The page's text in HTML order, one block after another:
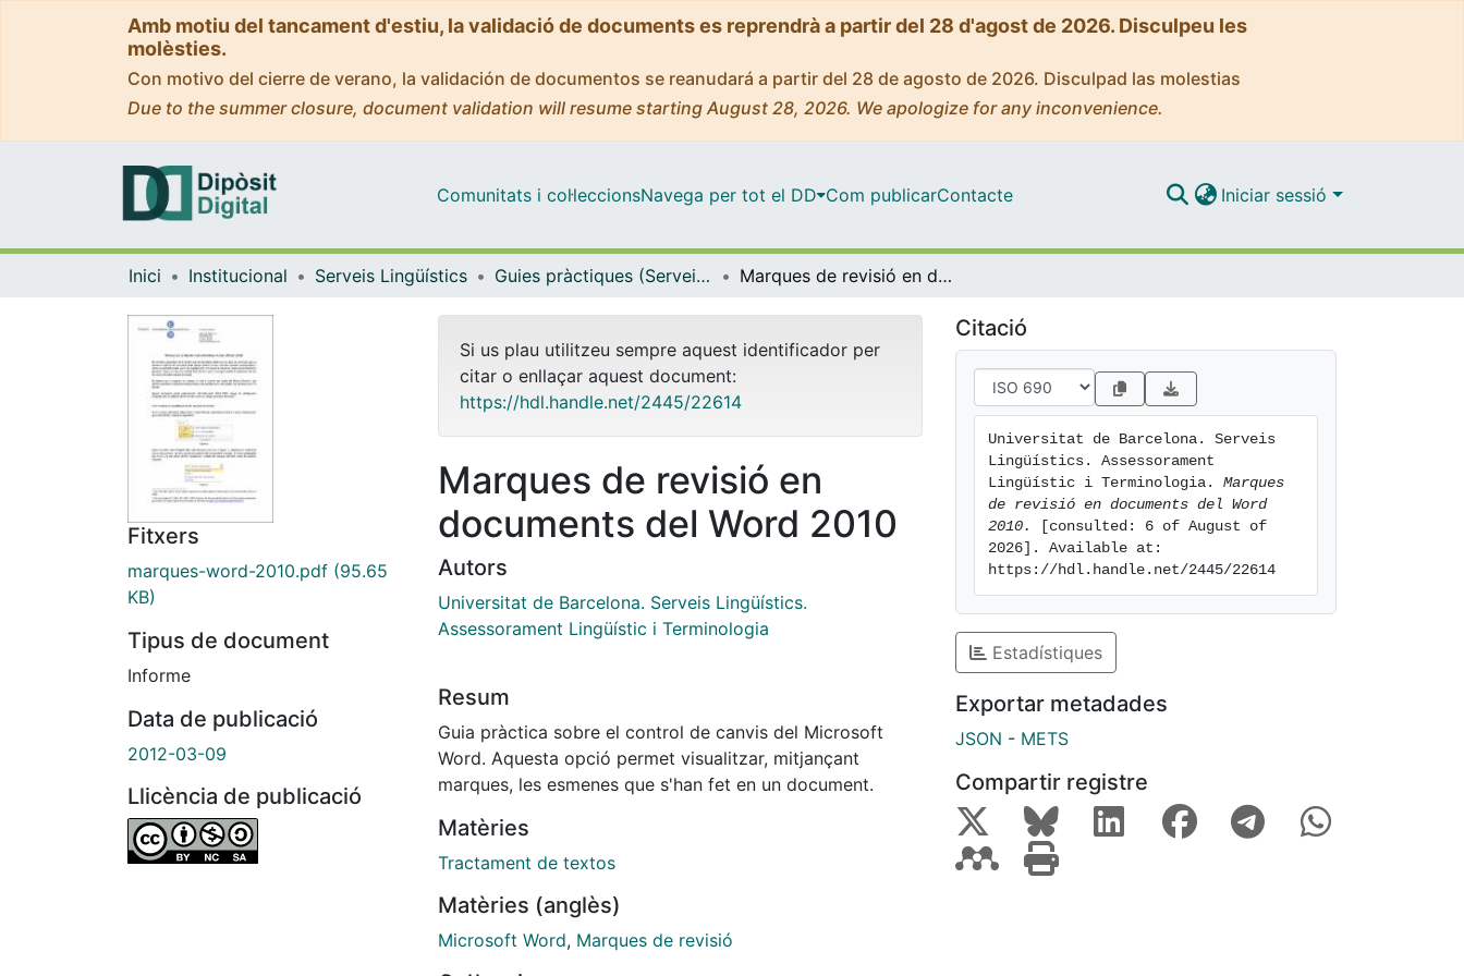
Amb motiu del tancament d'estiu, la validació de documents es reprendrà a partir del 28 d'agost de 2026. Disculpeu les
molèsties.
Con motivo del cierre de verano, la validación de documentos se reanudará a partir del 28 de agosto de 2026. Disculpad las molestias
Due to the summer closure, document validation will resume starting August 28, 2026. We apologize for any inconvenience.
Comunitats i col·leccionsNavega per tot el DD Com publicarContacte Iniciar sessió
Inici Institucional Serveis Lingüístics Guies pràctiques (Serveis Lingüístics) Marques de revisió en documents del Word 2010
Fitxers
marques-word-2010.pdf (95.65
KB)
Tipus de document
Informe
Data de publicació
2012-03-09
Llicència de publicació
Si us plau utilitzeu sempre aquest identificador per
citar o enllaçar aquest document:
https://hdl.handle.net/2445/22614
Marques de revisió en
documents del Word 2010
Autors
Universitat de Barcelona. Serveis Lingüístics.
Assessorament Lingüístic i Terminologia
Resum
Guia pràctica sobre el control de canvis del Microsoft
Word. Aquesta opció permet visualitzar, mitjançant
marques, les esmenes que s'han fet en un document.
Matèries
Tractament de textos
Matèries (anglès)
Microsoft Word, Marques de revisió
Citació
Universitat de Barcelona. Serveis
Lingüístics. Assessorament
Lingüístic i Terminologia. Marques
de revisió en documents del Word
2010.
[consulted: 6 of August of
2026]. Available at:
https://hdl.handle.net/2445/22614
Estadístiques
Exportar metadades
JSON - METS
Compartir registre